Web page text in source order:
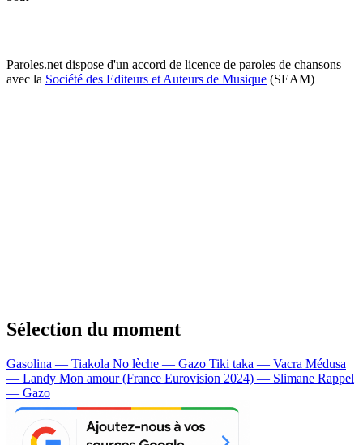
Paroles.net dispose d'un accord de licence de paroles de chansons
avec la Société des Editeurs et Auteurs de Musique (SEAM)
Sélection du moment
Gasolina — Tiakola No lèche — Gazo Tiki taka — Vacra Médusa
— Landy Mon amour (France Eurovision 2024) — Slimane Rappel
— Gazo